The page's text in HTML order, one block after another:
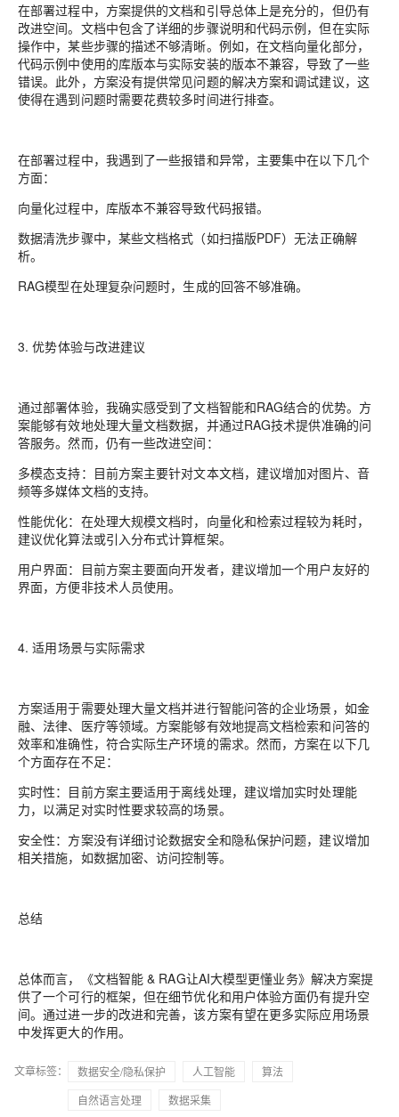
在部署过程中，方案提供的文档和引导总体上是充分的，但仍有
改进空间。文档中包含了详细的步骤说明和代码示例，但在实际
操作中，某些步骤的描述不够清晰。例如，在文档向量化部分，
代码示例中使用的库版本与实际安装的版本不兼容，导致了一些
错误。此外，方案没有提供常见问题的解决方案和调试建议，这
使得在遇到问题时需要花费较多时间进行排查。
在部署过程中，我遇到了一些报错和异常，主要集中在以下几个
方面：
向量化过程中，库版本不兼容导致代码报错。
数据清洗步骤中，某些文档格式（如扫描版PDF）无法正确解
析。
RAG模型在处理复杂问题时，生成的回答不够准确。
3. 优势体验与改进建议
通过部署体验，我确实感受到了文档智能和RAG结合的优势。方
案能够有效地处理大量文档数据，并通过RAG技术提供准确的问
答服务。然而，仍有一些改进空间：
多模态支持：目前方案主要针对文本文档，建议增加对图片、音
频等多媒体文档的支持。
性能优化：在处理大规模文档时，向量化和检索过程较为耗时，
建议优化算法或引入分布式计算框架。
用户界面：目前方案主要面向开发者，建议增加一个用户友好的
界面，方便非技术人员使用。
4. 适用场景与实际需求
方案适用于需要处理大量文档并进行智能问答的企业场景，如金
融、法律、医疗等领域。方案能够有效地提高文档检索和问答的
效率和准确性，符合实际生产环境的需求。然而，方案在以下几
个方面存在不足：
实时性：目前方案主要适用于离线处理，建议增加实时处理能
力，以满足对实时性要求较高的场景。
安全性：方案没有详细讨论数据安全和隐私保护问题，建议增加
相关措施，如数据加密、访问控制等。
总结
总体而言，《文档智能 & RAG让AI大模型更懂业务》解决方案提
供了一个可行的框架，但在细节优化和用户体验方面仍有提升空
间。通过进一步的改进和完善，该方案有望在更多实际应用场景
中发挥更大的作用。
文章标签： 数据安全/隐私保护 人工智能
算法
自然语言处理
数据采集